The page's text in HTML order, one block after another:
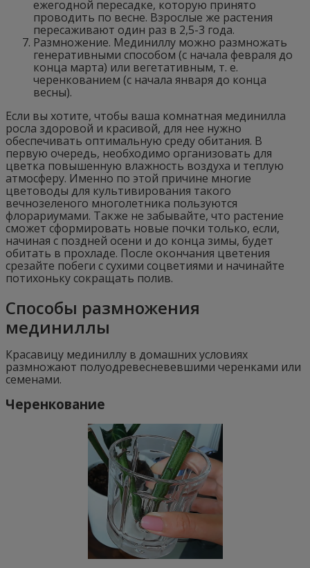
ежегодной пересадке, которую принято
проводить по весне. Взрослые же растения
пересаживают один раз в 2,5-3 года.
Размножение. Мединиллу можно размножать
генеративными способом (с начала февраля до
конца марта) или вегетативным, т. е.
черенкованием (с начала января до конца
весны).
Если вы хотите, чтобы ваша комнатная мединилла
росла здоровой и красивой, для нее нужно
обеспечивать оптимальную среду обитания. В
первую очередь, необходимо организовать для
цветка повышенную влажность воздуха и теплую
атмосферу. Именно по этой причине многие
цветоводы для культивирования такого
вечнозеленого многолетника пользуются
флорариумами. Также не забывайте, что растение
сможет сформировать новые почки только, если,
начиная с поздней осени и до конца зимы, будет
обитать в прохладе. После окончания цветения
срезайте побеги с сухими соцветиями и начинайте
потихоньку сокращать полив.
Способы размножения
мединиллы
Красавицу мединиллу в домашних условиях
размножают полуодревесневевшими черенками или
семенами.
Черенкование